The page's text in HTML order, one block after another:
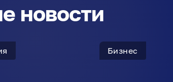
новости
Бизнес